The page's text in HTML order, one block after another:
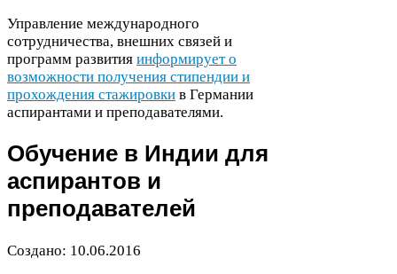
Управление международного
сотрудничества, внешних связей и
программ развития информирует о
возможности получения стипендии и
прохождения стажировки в Германии
аспирантами и преподавателями.
Обучение в Индии для
аспирантов и
преподавателей
Создано: 10.06.2016